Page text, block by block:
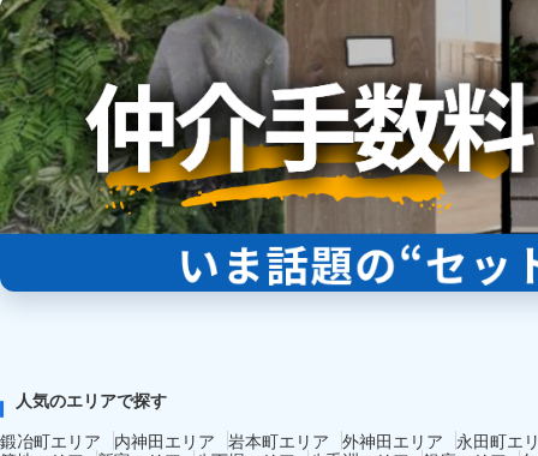
人気のエリアで探す
鍛冶町エリア
内神田エリア 岩本町エリア 外神田エリア
永田町エ